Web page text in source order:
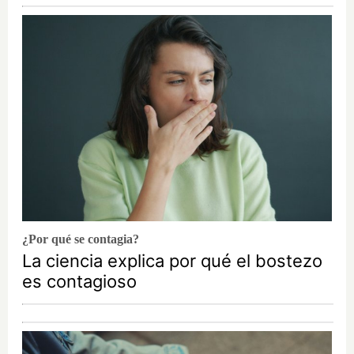
¿Por qué se contagia?
La ciencia explica por qué el bostezo
es contagioso